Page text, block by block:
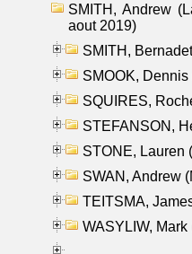
SMITH, Andrew
aout 2019)
SMITH,
SMOOK,
SQUIRES,
STEFANSON,
STONE, Lauren
SWAN, Andrew
TEITSMA,
WASYLIW, Mark